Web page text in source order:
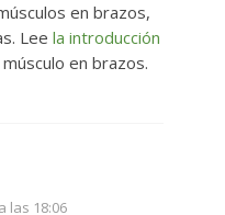
en brazos,
Lee la introducción
en brazos.
las 18:06